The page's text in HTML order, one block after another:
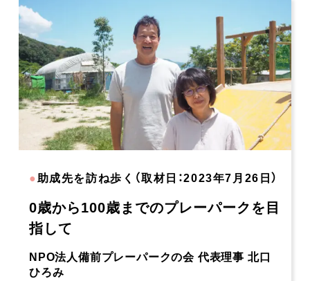
●助成先を訪ね歩く（取材日：2023年7月26日）
0歳から100歳までのプレーパークを目
指して
NPO法人備前プレーパークの会 代表理事 北口
ひろみ